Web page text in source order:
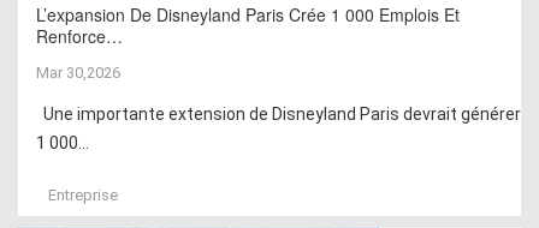
L’expansion De Disneyland Paris Crée 1 000 Emplois Et
Renforce…
Mar 30,2026
Une importante extension de Disneyland Paris devrait générer
1 000...
Entreprise